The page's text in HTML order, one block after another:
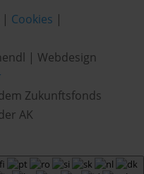
Cookies |
| Webdesign
Zukunftsfonds
AK